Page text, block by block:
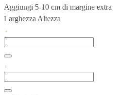
Aggiungi 5-10 cm di margine extra
Larghezza Altezza